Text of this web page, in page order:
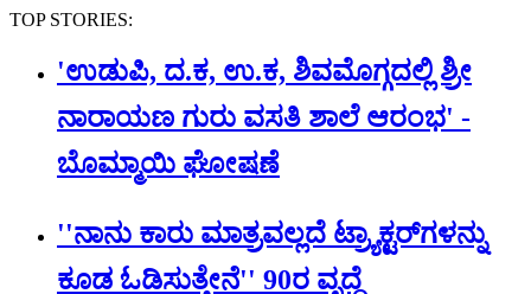
TOP STORIES:
'ಉಡುಪಿ, ದ.ಕ, ಉ.ಕ, ಶಿವಮೊಗ್ಗದಲ್ಲಿ ಶ್ರೀ
ನಾರಾಯಣ ಗುರು ವಸತಿ ಶಾಲೆ ಆರಂಭ' -
ಬೊಮ್ಮಾಯಿ ಘೋಷಣೆ
''ನಾನು ಕಾರು ಮಾತ್ರವಲ್ಲದೆ ಟ್ರ್ಯಾಕ್ಟರ್​ಗಳನ್ನು
ಕೂಡ ಓಡಿಸುತ್ತೇನೆ'' 90ರ ವೃದ್ಧೆ